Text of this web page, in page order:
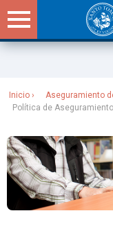
Inicio Aseguramiento
Política de